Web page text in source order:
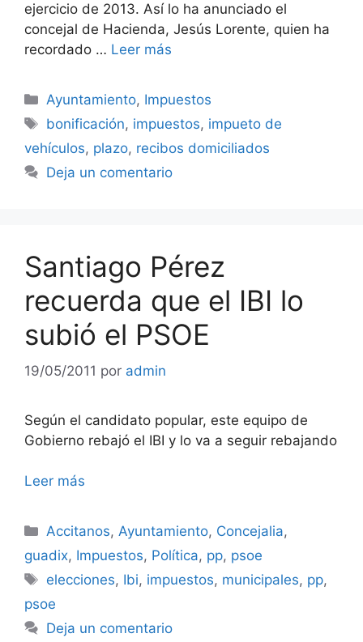
ejercicio de 2013. Así lo ha anunciado el
concejal de Hacienda, Jesús Lorente, quien ha
recordado … Leer más
Categorías
Ayuntamiento, Impuestos
Etiquetas
bonificación, impuestos, impueto de
vehículos, plazo, recibos domiciliados
Deja un comentario
Santiago Pérez
recuerda que el IBI lo
subió el PSOE
19/05/2011 por admin
Según el candidato popular, este equipo de
Gobierno rebajó el IBI y lo va a seguir rebajando
Leer más
Categorías
Accitanos,Ayuntamiento, Concejalia,
guadix, Impuestos, Política, pp, psoe
Etiquetas
elecciones, Ibi, impuestos, municipales, pp,
psoe
Deja un comentario